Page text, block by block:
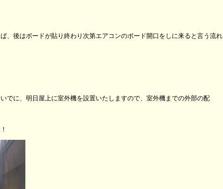
、後はボードが貼り終わり次第エアコンのボード開口をしに来ると言う流れ
でに、明日屋上に室外機を設置いたしますので、室外機までの外部の配